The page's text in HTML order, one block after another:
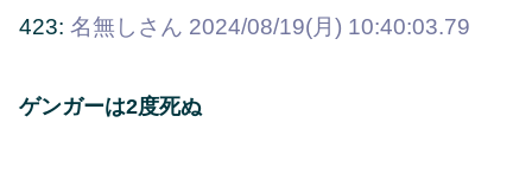
423: 名無しさん 2024/08/19(月) 10:40:03.79
ゲンガーは2度死ぬ